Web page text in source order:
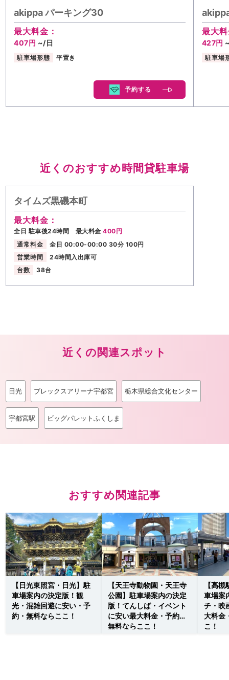
akippa パーキング30
最大料金：
407円 ~/日
駐車場形態 平置き
予約する
最大
427円
駐車場
近くのおすすめ時間貸駐車場
タイムズ黒磯本町
最大料金：
全日 駐車後24時間 最大料金400円
通常料金
全日 00:00-00:00 30分 100円
営業時間
24時間入出庫可
台数
38台
近くの関連スポット
日光 ブレックスアリーナ宇都宮 栃木県総合文化センター
宇都宮駅 ビッグパレットふくしま
おすすめ関連記事
【日光東照宮・日光】駐
車場案内の決定版！観
光・混雑回避に安い・予
約・無料ならここ！
【天王寺動物園・天王寺
公園】駐車場案内の決定
版！てんしば・イベント
に安い最大料金・予約・
無料ならここ！
【高
車場案
チ・映
大料金
こ！